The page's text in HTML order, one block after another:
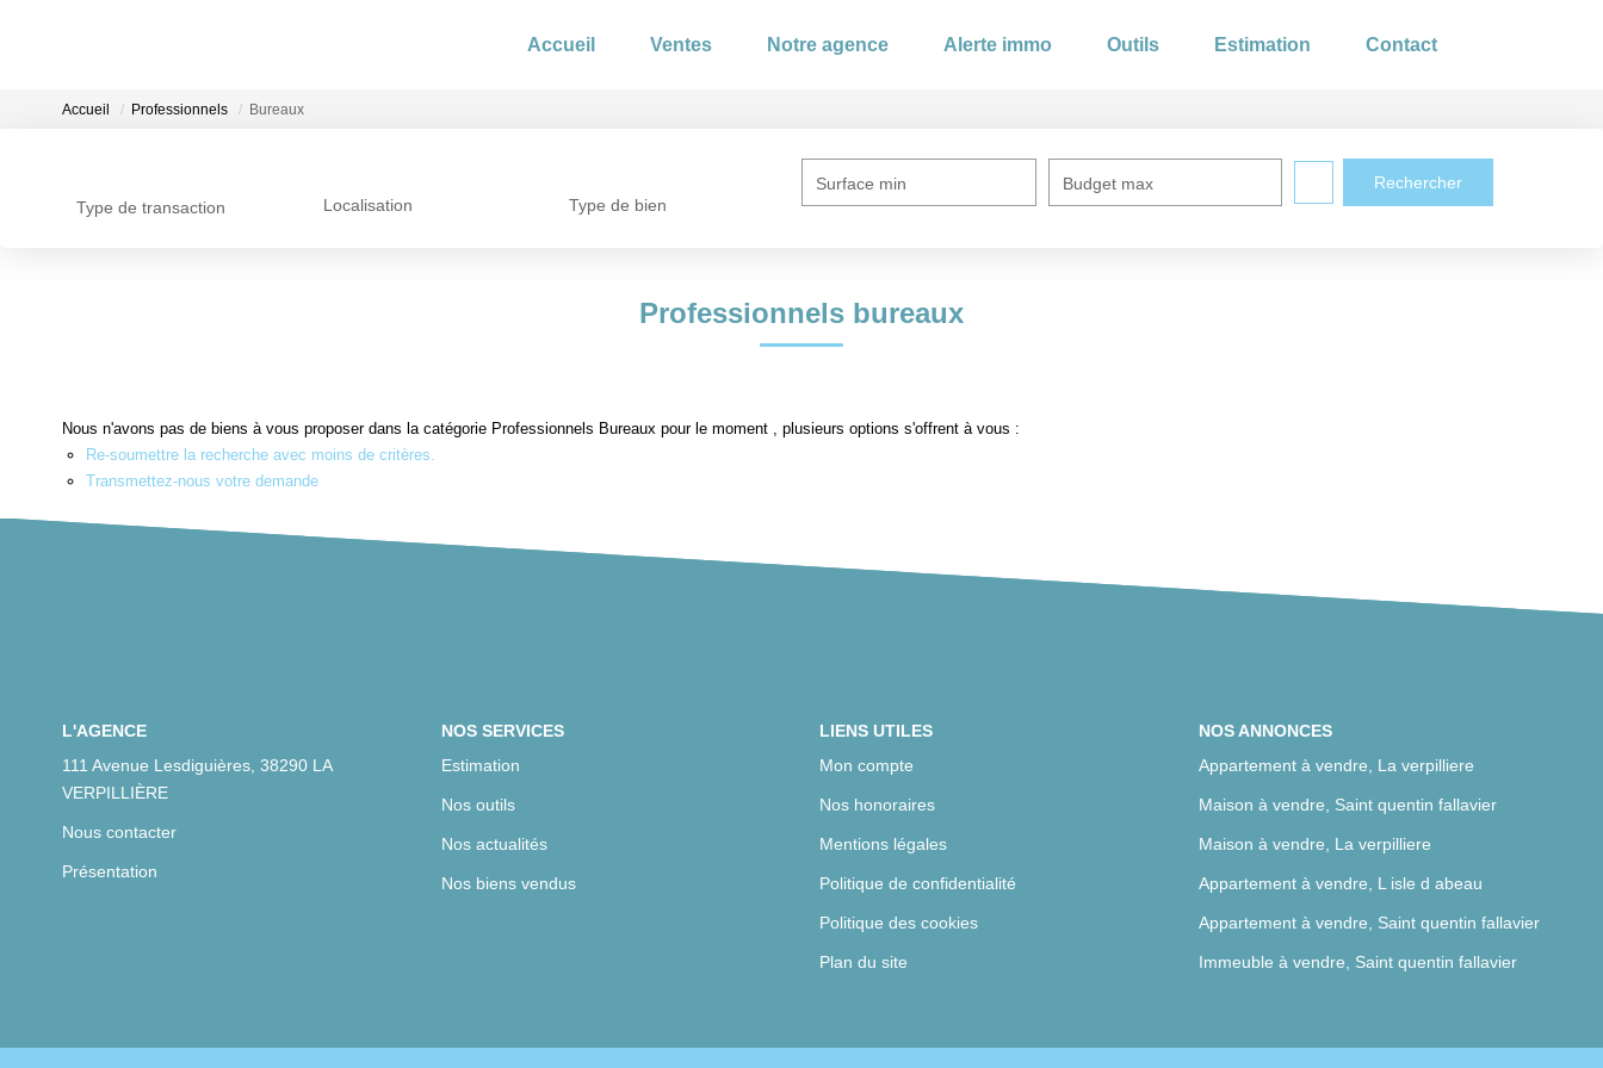
Accueil Ventes Notre agence Alerte immo Outils Estimation Contact
Accueil Professionnels Bureaux
Type de transaction Localisation Type de bien
Surface min Budget max
Professionnels bureaux
Nous n'avons pas de biens à vous proposer dans la catégorie Professionnels Bureaux pour le moment , plusieurs options s'offrent à vous :
Re-soumettre la recherche avec moins de critères.
Transmettez-nous votre demande
L'AGENCE
111 Avenue Lesdiguières, 38290 LA
VERPILLIÈRE
Nous contacter
Présentation
NOS SERVICES
Estimation
Nos outils
Nos actualités
Nos biens vendus
LIENS UTILES
Mon compte
Nos honoraires
Mentions légales
Politique de confidentialité
Politique des cookies
Plan du site
NOS ANNONCES
Appartement à vendre, La verpilliere
Maison à vendre, Saint quentin fallavier
Maison à vendre, La verpilliere
Appartement à vendre, L isle d abeau
Appartement à vendre, Saint quentin fallavier
Immeuble à vendre, Saint quentin fallavier